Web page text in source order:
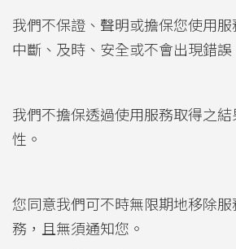
我們不保證、聲明或擔保您使用
中斷、及時、安全或不會出現錯誤
我們不擔保透過使用服務取得之
性。
您同意我們可不時無限期地移除
務，且無須通知您。